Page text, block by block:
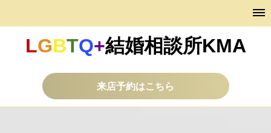
LGBTQ+結婚相談所KMA
来店予約はこちら